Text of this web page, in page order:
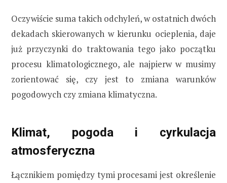
Oczywiście suma takich odchyleń, w ostatnich dwóch
dekadach skierowanych w kierunku ocieplenia, daje
już przyczynki do traktowania tego jako początku
procesu klimatologicznego, ale najpierw w musimy
zorientować się, czy jest to zmiana warunków
pogodowych czy zmiana klimatyczna.
Klimat, pogoda i cyrkulacja
atmosferyczna
Łącznikiem pomiędzy tymi procesami jest określenie